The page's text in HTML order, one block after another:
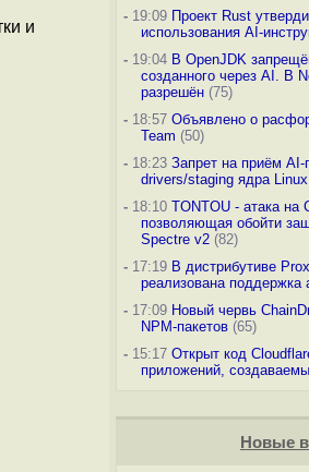
и
-19:09 Проект Rust
использования AI-
-19:04 В OpenJDK
созданного через AI. В
разрешён(75)
-18:57 Объявлено о
Team (50)
-18:23 Запрет на приём AI-
drivers/staging ядра Linux
-18:10 TONTOU - атака на
позволяющая обойти
Spectre v2(82)
-17:19 В дистрибутиве
реализована поддержка
-17:09 Новый червь
NPM-пакетов(65)
-15:17 Открыт код
приложений,
Новые